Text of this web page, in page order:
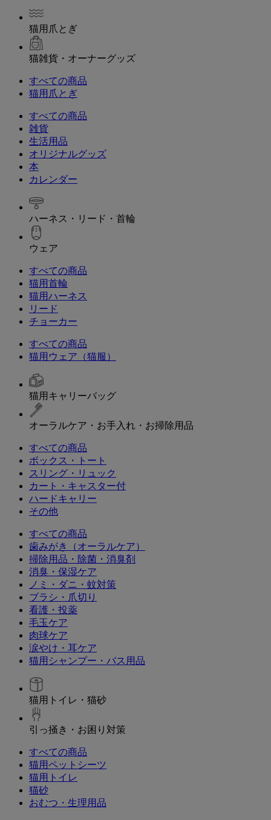
猫用爪とぎ
猫雑貨・オーナーグッズ
すべての商品
猫用爪とぎ
すべての商品
雑貨
生活用品
オリジナルグッズ
本
カレンダー
ハーネス・リード・首輪
ウェア
すべての商品
猫用首輪
猫用ハーネス
リード
チョーカー
すべての商品
猫用ウェア（猫服）
猫用キャリーバッグ
オーラルケア・お手入れ・お掃除用品
すべての商品
ボックス・トート
スリング・リュック
カート・キャスター付
ハードキャリー
その他
すべての商品
歯みがき（オーラルケア）
掃除用品・除菌・消臭剤
消臭・保湿ケア
ノミ・ダニ・蚊対策
ブラシ・爪切り
看護・投薬
毛玉ケア
肉球ケア
涙やけ・耳ケア
猫用シャンプー・バス用品
猫用トイレ・猫砂
引っ掻き・お困り対策
すべての商品
猫用ペットシーツ
猫用トイレ
猫砂
おむつ・生理用品